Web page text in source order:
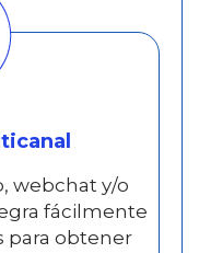
webchat y/o
fácilmente
para obtener